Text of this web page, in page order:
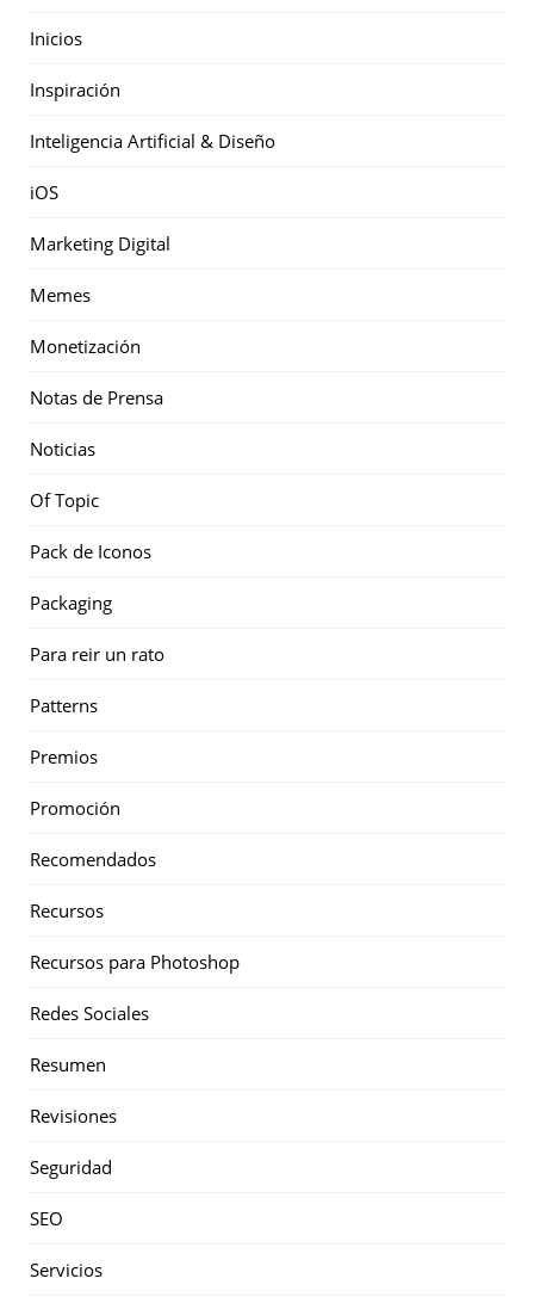
Inicios
Inspiración
Inteligencia Artificial & Diseño
iOS
Marketing Digital
Memes
Monetización
Notas de Prensa
Noticias
Of Topic
Pack de Iconos
Packaging
Para reir un rato
Patterns
Premios
Promoción
Recomendados
Recursos
Recursos para Photoshop
Redes Sociales
Resumen
Revisiones
Seguridad
SEO
Servicios